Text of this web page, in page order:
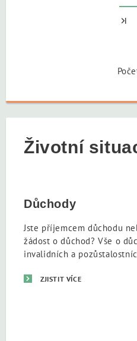
Životní
Důchody
Jste příjemcem důchodu
žádost o důchod? Vše o
invalidních a
ZJISTIT VÍCE